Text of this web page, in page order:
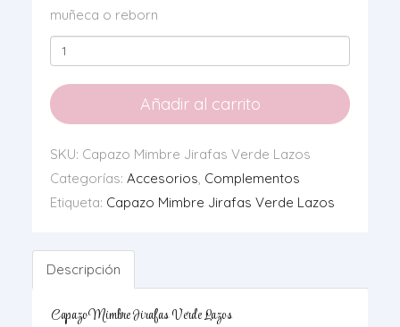
muñeca o reborn
Capazo
Mimbre
Jirafas
Verde
cantidad
Añadir al carrito
SKU: Capazo Mimbre Jirafas Verde Lazos
Categorías: Accesorios, Complementos
Etiqueta: Capazo Mimbre Jirafas Verde Lazos
Descripción
Capazo Mimbre Jirafas Verde Lazos